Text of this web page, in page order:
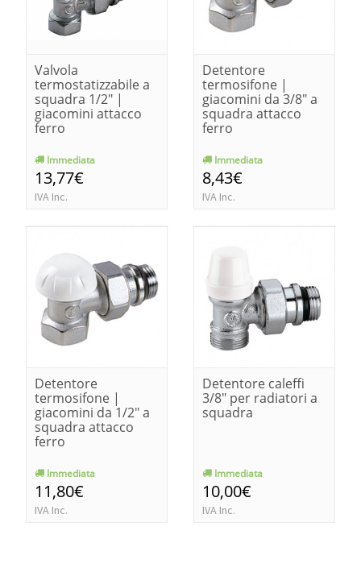
Valvola
termostatizzabile a
squadra 1/2" |
giacomini attacco
ferro
Immediata
13,77€
IVA Inc.
Detentore
termosifone |
giacomini da 3/8" a
squadra attacco
ferro
Immediata
8,43€
IVA Inc.
Detentore
termosifone |
giacomini da 1/2" a
squadra attacco
ferro
Immediata
11,80€
IVA Inc.
Detentore caleffi
3/8" per radiatori a
squadra
Immediata
10,00€
IVA Inc.